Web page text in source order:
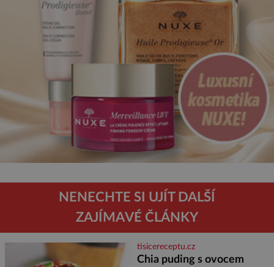
NENECHTE SI UJÍT DALŠÍ
ZAJÍMAVÉ ČLÁNKY
tisicereceptu.cz
Chia puding s ovocem